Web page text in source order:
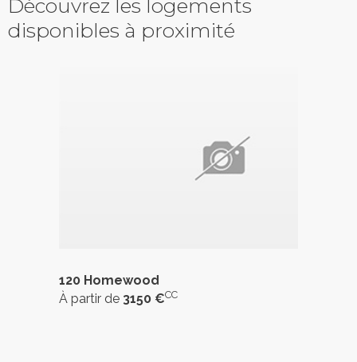
Découvrez les logements
disponibles à proximité
120 Homewood
À partir de 3150 €CC